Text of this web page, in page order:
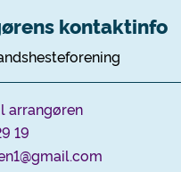
kontaktinfo
arrangøren
19